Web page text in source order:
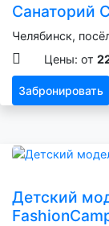
Санаторий
Челябинск,
Цены: от
Забронировать
Детский